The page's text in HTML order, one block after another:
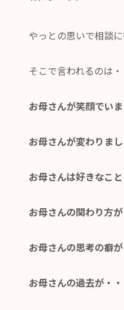
やっとの思いで相談
そこで言われるのは・
お母さんが笑顔でいま
お母さんが変わりまし
お母さんは好きなこと
お母さんの関わり方が
お母さんの思考の癖が
お母さんの過去が・・